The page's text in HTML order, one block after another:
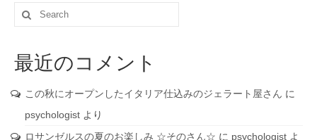
Search
for:
最近のコメント
この秋にオープンしたイタリア仕込みのジェラート屋さん に
psychologist より
ロサンゼルスの夏のお楽しみ ☆そのさん☆ に psychologist よ